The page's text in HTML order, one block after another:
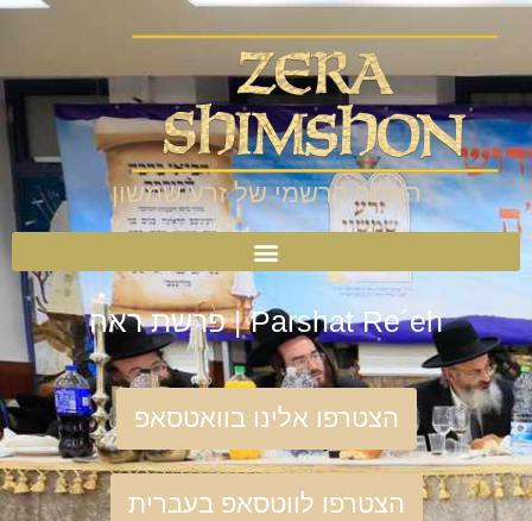
האתר הרשמי של זרע שמשון
Parshat Re´eh | פרשת ראה
הצטרפו אלינו בוואטסאפ
הצטרפו לווטסאפ בעברית